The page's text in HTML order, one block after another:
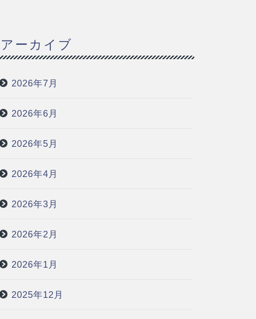
アーカイブ
2026年7月
2026年6月
2026年5月
2026年4月
2026年3月
2026年2月
2026年1月
2025年12月